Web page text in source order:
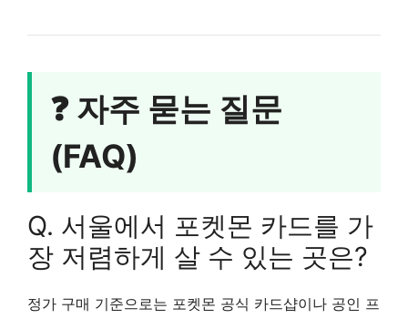
❓ 자주 묻는 질문
(FAQ)
Q. 서울에서 포켓몬 카드를 가
장 저렴하게 살 수 있는 곳은?
정가 구매 기준으로는 포켓몬 공식 카드샵이나 공인 프